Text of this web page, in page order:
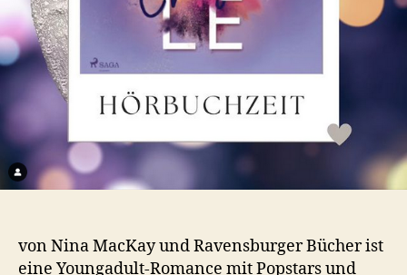
von Nina MacKay und Ravensburger Bücher ist
eine Youngadult-Romance mit Popstars und